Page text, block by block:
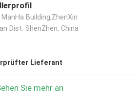
ManHa Building,ZhenXin
Dist. ShenZhen, China
Lieferant
Sie mehr an